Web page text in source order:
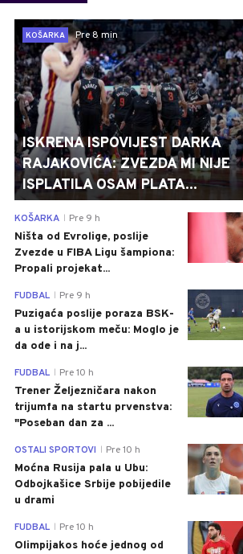
KOŠARKA
Pre 8 min
ISKRENA ISPOVIJEST DARKA
RAJAKOVIĆA: ZVEZDA MI NIJE
ISPLATILA OSAM PLATA...
KOŠARKA Pre 9 h
Ništa od Evrolige, poslije
Zvezde u FIBA Ligu šampiona:
Propali projekat...
FUDBAL Pre 9 h
Puzigaća poslije poraza BSK-
a u istorijskom meču: Moglo je
da ode i na j...
FUDBAL Pre 10 h
Trener Željezničara nakon
trijumfa na startu prvenstva:
"Poseban dan za ...
OSTALI SPORTOVI Pre 10 h
Moćna Rusija pala u Ubu:
Odbojkašice Srbije pobijedile
u drami
FUDBAL Pre 10 h
Olimpijakos hoće jednog od